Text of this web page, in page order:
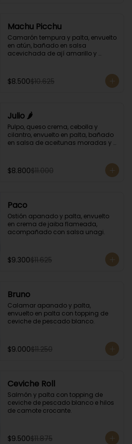
Machu Picchu
Camarón tempura y palta, envuelto
en atún, bañado en salsa
acevichada de ají amarillo y
$8.500$10.625
Julio 🌶️
Pulpo, queso crema, cebolla y
cilantro, envuelto en palta, bañado
en salsa de aceitunas moradas y
$8.800$11.000
Paco
Ostión apanado y palta, envuelto
en crema de jaiba flameada,
acompañado con salsa unagi.
$9.300$11.625
Bruno
Calamar apanado y palta,
envuelto en palta con topping de
ceviche de pescado blanco.
$9.000$11.250
Ceviche Roll
Salmón y palta con topping de
ceviche de pescado blanco e hilos
de camote crocante.
$9.500$11.875